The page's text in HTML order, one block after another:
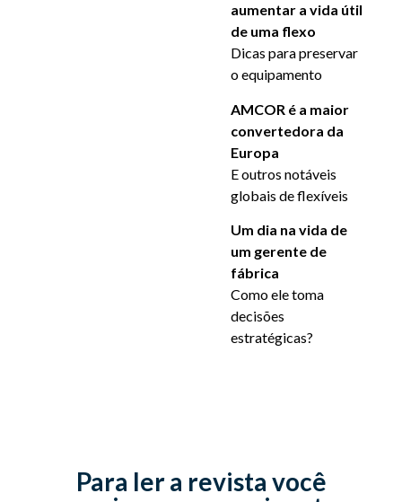
aumentar a vida útil
de uma flexo
Dicas para preservar
o equipamento
AMCOR é a maior
convertedora da
Europa
E outros notáveis
globais de flexíveis
Um dia na vida de
um gerente de
fábrica
Como ele toma
decisões
estratégicas?
Para ler a revista você